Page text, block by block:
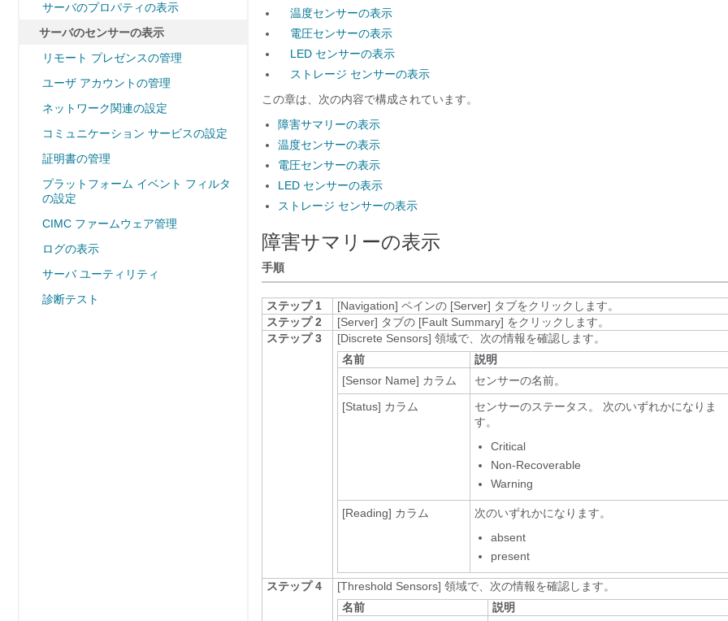
サーバのプロパティの表示
サーバのセンサーの表示
リモート プレゼンスの管理
ユーザ アカウントの管理
ネットワーク関連の設定
コミュニケーション サービスの設定
証明書の管理
プラットフォーム イベント フィルタ
の設定
CIMC ファームウェア管理
ログの表示
サーバ ユーティリティ
診断テスト
温度センサーの表示
電圧センサーの表示
LED センサーの表示
ストレージ センサーの表示
この章は、次の内容で構成されています。
障害サマリーの表示
温度センサーの表示
電圧センサーの表示
LED センサーの表示
ストレージ センサーの表示
障害サマリーの表示
手順
ステップ 1 [Navigation] ペインの [Server] タブをクリックします。
ステップ 2
[Server] タブの [Fault Summary] をクリックします。
ステップ 3
[Discrete Sensors] 領域で、次の情報を確認します。
名前
説明
[Sensor Name] カラム
センサーの名前。
[Status] カラム
センサーのステータス。 次のいずれかになりま
す。
Critical
Non-Recoverable
Warning
[Reading] カラム
次のいずれかになります。
absent
present
ステップ 4 [Threshold Sensors] 領域で、次の情報を確認します。
名前
説明